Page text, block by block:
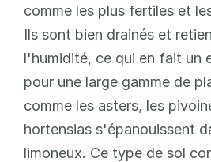
comme les plus fertiles et
Ils sont bien drainés et
l'humidité, ce qui en fait un
pour une large gamme de
comme les asters, les
hortensias s'épanouissent
limoneux. Ce type de sol